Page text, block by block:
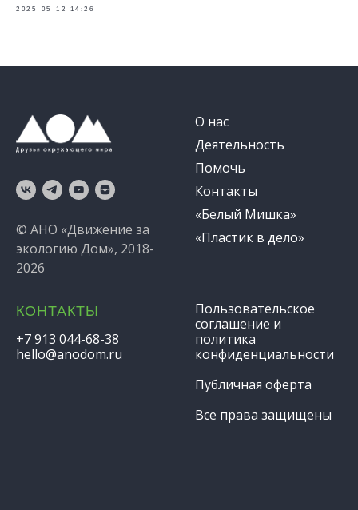
2025-05-12 14:26
© АНО «Движение за
экологию Дом», 2018-
2026
О нас
Деятельность
Помочь
Контакты
«Белый Мишка»
«Пластик в дело»
КОНТАКТЫ
+7 913 044-68-38
hello@anodom.ru
Пользовательское
соглашение и
политика
конфиденциальности
Публичная оферта
Все права защищены